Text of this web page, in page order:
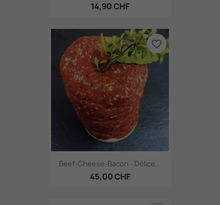
14,90 CHF
Beef-Cheese-Bacon - Délice...
45,00 CHF
favorite_border